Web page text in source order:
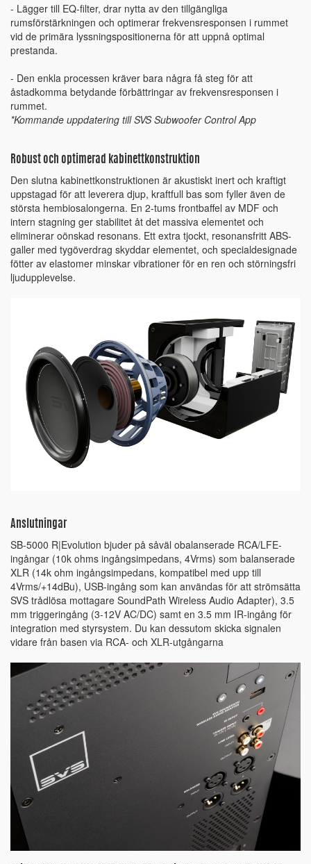
- Lägger till EQ-filter, drar nytta av den tillgängliga
rumsförstärkningen och optimerar frekvensresponsen i rummet
vid de primära lyssningspositionerna för att uppnå optimal
prestanda.
- Den enkla processen kräver bara några få steg för att
åstadkomma betydande förbättringar av frekvensresponsen i
rummet.
*Kommande uppdatering till SVS Subwoofer Control App
Robust och optimerad kabinettkonstruktion
Den slutna kabinettkonstruktionen är akustiskt inert och kraftigt
uppstagad för att leverera djup, kraftfull bas som fyller även de
största hembiosalongerna. En 2-tums frontbaffel av MDF och
intern stagning ger stabilitet åt det massiva elementet och
eliminerar oönskad resonans. Ett extra tjockt, resonansfritt ABS-
galler med tygöverdrag skyddar elementet, och specialdesignade
fötter av elastomer minskar vibrationer för en ren och störningsfri
ljudupplevelse.
Anslutningar
SB-5000 R|Evolution bjuder på såväl obalanserade RCA/LFE-
ingångar (10k ohms ingångsimpedans, 4Vrms) som balanserade
XLR (14k ohm ingångsimpedans, kompatibel med upp till
4Vrms/+14dBu), USB-ingång som kan användas för att strömsätta
SVS trådlösa mottagare SoundPath Wireless Audio Adapter), 3.5
mm triggeringång (3-12V AC/DC) samt en 3.5 mm IR-ingång för
integration med styrsystem. Du kan dessutom skicka signalen
vidare från basen via RCA- och XLR-utgångarna